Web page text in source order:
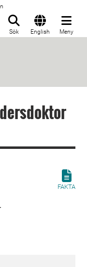
Sök English Meny
FAKTA